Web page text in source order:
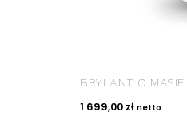
BRYLANT O
1 699,00 zł netto